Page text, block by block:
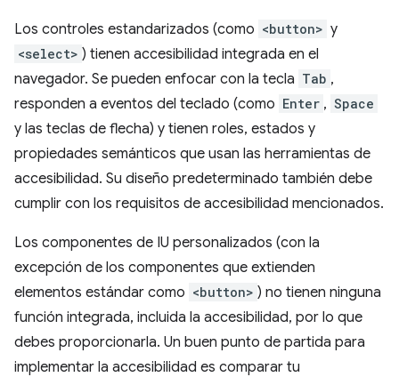
Los controles estandarizados (como <button> y
<select> ) tienen accesibilidad integrada en el
navegador. Se pueden enfocar con la tecla Tab ,
responden a eventos del teclado (como Enter , Space
y las teclas de flecha) y tienen roles, estados y
propiedades semánticos que usan las herramientas de
accesibilidad. Su diseño predeterminado también debe
cumplir con los requisitos de accesibilidad mencionados.
Los componentes de IU personalizados (con la
excepción de los componentes que extienden
elementos estándar como <button> ) no tienen ninguna
función integrada, incluida la accesibilidad, por lo que
debes proporcionarla. Un buen punto de partida para
implementar la accesibilidad es comparar tu